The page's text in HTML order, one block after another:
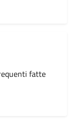
fatte